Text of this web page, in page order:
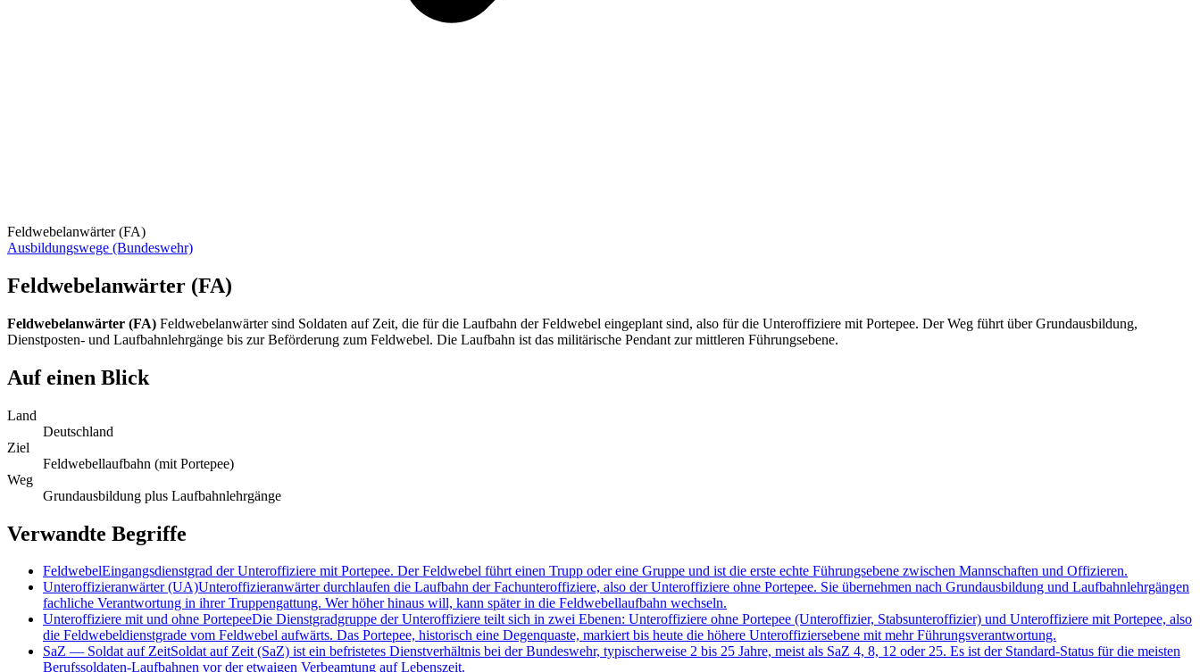
Feldwebelanwärter (FA)
Ausbildungswege (Bundeswehr)
Feldwebelanwärter (FA)
Feldwebelanwärter (FA) Feldwebelanwärter sind Soldaten auf Zeit, die für die Laufbahn der Feldwebel eingeplant sind, also für die Unteroffiziere mit Portepee. Der Weg führt über Grundausbildung,
Dienstposten- und Laufbahnlehrgänge bis zur Beförderung zum Feldwebel. Die Laufbahn ist das militärische Pendant zur mittleren Führungsebene.
Auf einen Blick
Land
Deutschland
Ziel
Feldwebellaufbahn (mit Portepee)
Weg
Grundausbildung plus Laufbahnlehrgänge
Verwandte Begriffe
FeldwebelEingangsdienstgrad der Unteroffiziere mit Portepee. Der Feldwebel führt einen Trupp oder eine Gruppe und ist die erste echte Führungsebene zwischen Mannschaften und Offizieren.
Unteroffizieranwärter (UA)Unteroffizieranwärter durchlaufen die Laufbahn der Fachunteroffiziere, also der Unteroffiziere ohne Portepee. Sie übernehmen nach Grundausbildung und Laufbahnlehrgängen
fachliche Verantwortung in ihrer Truppengattung. Wer höher hinaus will, kann später in die Feldwebellaufbahn wechseln.
Unteroffiziere mit und ohne PortepeeDie Dienstgradgruppe der Unteroffiziere teilt sich in zwei Ebenen: Unteroffiziere ohne Portepee (Unteroffizier, Stabsunteroffizier) und Unteroffiziere mit Portepee, also
die Feldwebeldienstgrade vom Feldwebel aufwärts. Das Portepee, historisch eine Degenquaste, markiert bis heute die höhere Unteroffiziersebene mit mehr Führungsverantwortung.
SaZ — Soldat auf ZeitSoldat auf Zeit (SaZ) ist ein befristetes Dienstverhältnis bei der Bundeswehr, typischerweise 2 bis 25 Jahre, meist als SaZ 4, 8, 12 oder 25. Es ist der Standard-Status für die meisten
Berufssoldaten-Laufbahnen vor der etwaigen Verbeamtung auf Lebenszeit.